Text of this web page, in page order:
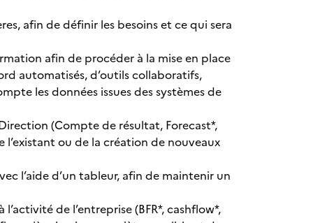
afin de définir les besoins et ce qui sera
afin de procéder à la mise en place
automatisés, d’outils collaboratifs,
les données issues des systèmes de
(Compte de résultat, Forecast*,
ou de la création de nouveaux
l’aide d’un tableur, afin de maintenir un
de l’entreprise (BFR*, cashflow*,